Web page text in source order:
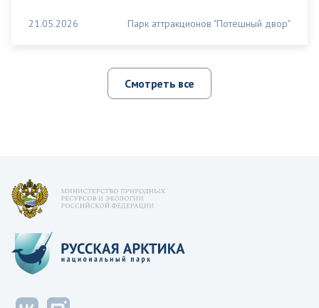
21.05.2026 Парк аттракционов "Потешный двор"
Смотреть все